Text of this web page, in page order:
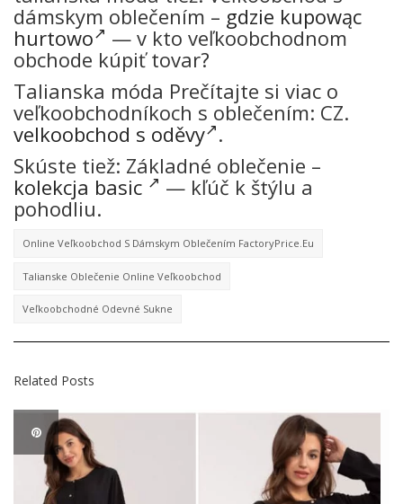
dámskym oblečením – gdzie kupowąc
hurtowo
— v kto veľkoobchodnom
obchode kúpiť tovar?
Talianska móda Prečítajte si viac o
veľkoobchodníkoch s oblečením: CZ.
velkoobchod s oděvy .
Skúste tiež: Základné oblečenie –
kolekcja basic
— kľúč k štýlu a
pohodliu.
Online Veľkoobchod S Dámskym Oblečením FactoryPrice.eu
Talianske Oblečenie Online Veľkoobchod
Veľkoobchodné Odevné Sukne
Related Posts